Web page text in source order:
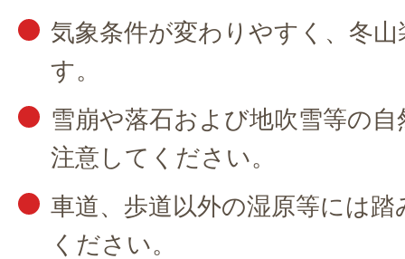
気象条件が変わりやすく、冬
す。
雪崩や落石および地吹雪等の自
注意してください。
車道、歩道以外の湿原等には
ください。